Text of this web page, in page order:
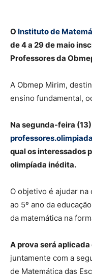
O Instituto de
de 4 a 29 de maio
Professores da
A Obmep Mirim,
ensino fundamental,
Na segunda-feira
qual os interessados
olimpíada inédita.
O objetivo é ajudar na
ao 5º ano da
da matemática na
A prova será
juntamente com a
de Matemática das